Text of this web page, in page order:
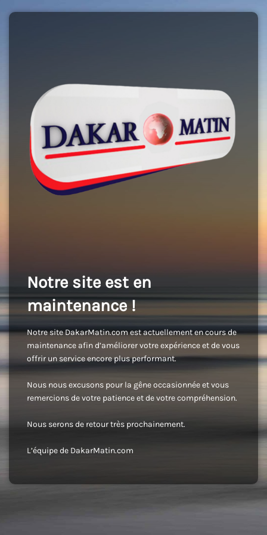
Notre site est en
maintenance !
Notre site DakarMatin.com est actuellement en cours de
maintenance afin d’améliorer votre expérience et de vous
offrir un service encore plus performant.
Nous nous excusons pour la gêne occasionnée et vous
remercions de votre patience et de votre compréhension.
Nous serons de retour très prochainement.
L’équipe de DakarMatin.com